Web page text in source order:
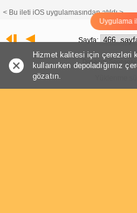
Uygulama
< Bu ileti iOS uygulamasından atıldı >
Sayfa:
Donanım Sponsoru:
Hizmet kalitesi için çerezleri
kullanırken depoladığımız
gözatın.